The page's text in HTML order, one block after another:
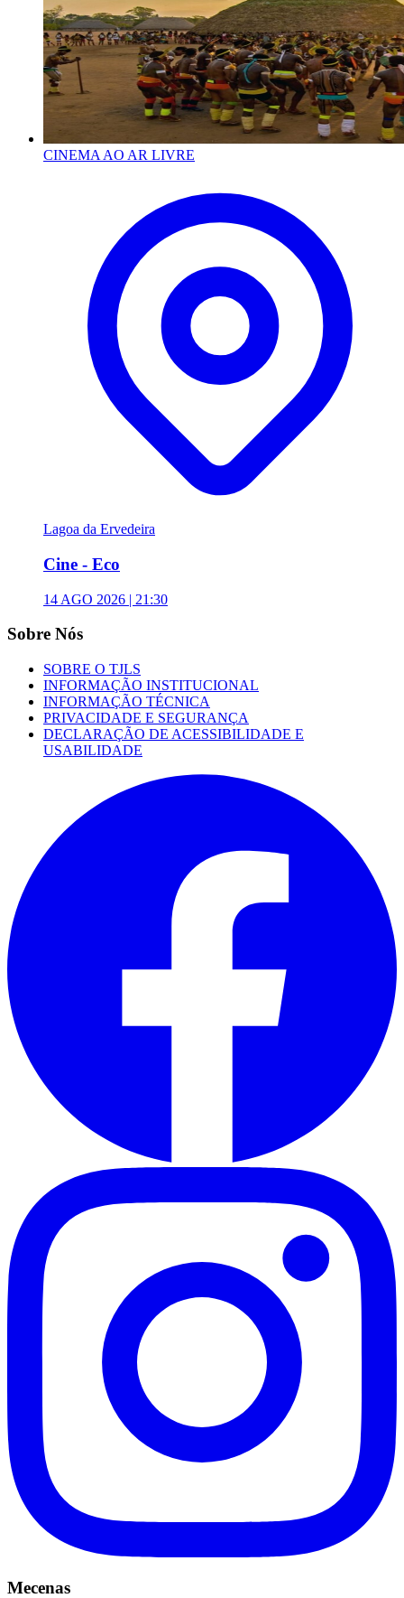
CINEMA AO AR LIVRE
Lagoa da Ervedeira
Cine - Eco
14 AGO 2026 | 21:30
Sobre Nós
SOBRE O TJLS
INFORMAÇÃO INSTITUCIONAL
INFORMAÇÃO TÉCNICA
PRIVACIDADE E SEGURANÇA
DECLARAÇÃO DE ACESSIBILIDADE E
USABILIDADE
Mecenas